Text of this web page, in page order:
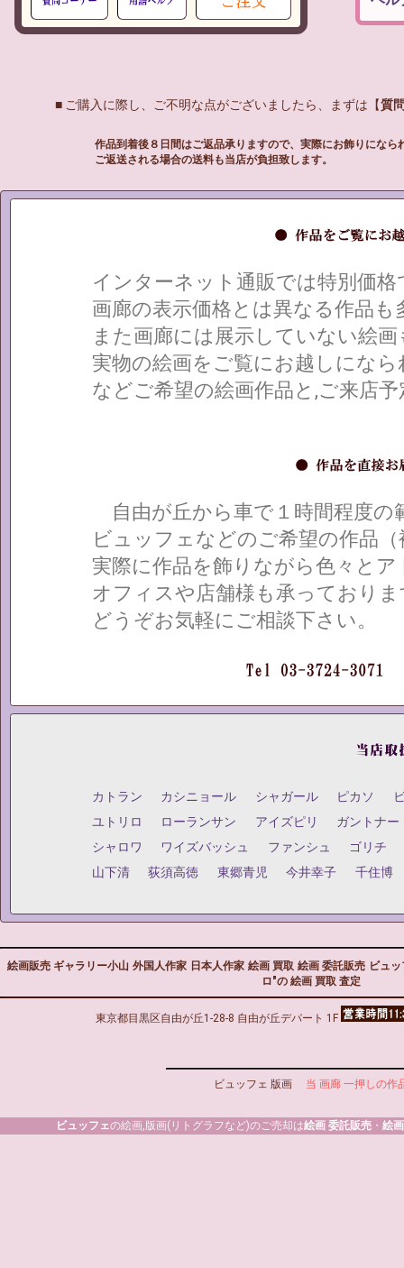
■ ご購入に際し、ご不明な点がございましたら、まずは【質
作品到着後８日間はご返品承りますので、実際にお飾りになら
ご返送される場合の送料も当店が負担致します。
インターネット通販では特別価
画廊の表示価格とは異なる作品も
また画廊には展示していない絵
実物の絵画をご覧にお越しにな
などご希望の絵画作品と,ご来店
自由が丘から車で１時間程度の
ビュッフェなどのご希望の作品
実際に作品を飾りながら色々と
オフィスや店舗様も承っておりま
どうぞお気軽にご相談下さい。
カトラン カシニョール シャガール ピカソ
ユトリロ
ローランサン アイズピリ
ガントナー
シャロワ
ワイズバッシュ ファンシュ
ゴリチ
山下清
荻須高徳 東郷青児 今井幸子 千住博
絵画販売 ギャラリー小山 外国人作家 日本人作家 絵画 買取 絵画 委託販売 ビュ
ロ"の 絵画 買取 査定
東京都目黒区自由が丘1-28-8 自由が丘デパート 1F
ビュッフェ 版画 当 画廊 一押しの作
ビュッフェの絵画,版画(リトグラフなど)のご売却は絵画 委託販売 ・ 絵